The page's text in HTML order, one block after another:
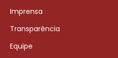
Imprensa
Transparência
Equipe